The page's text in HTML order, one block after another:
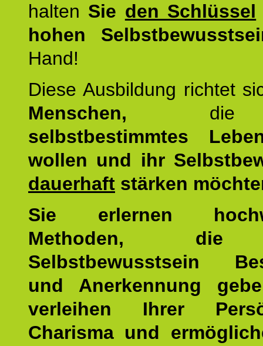
halten Sie den Schlüssel
hohen
Hand!
Diese Ausbildung richtet
Menschen,
selbstbestimmtes
wollen und ihr
dauerhaft stärken
Sie erlernen
Methoden, die
Selbstbewusstsein
und Anerkennung
verleihen Ihrer
Charisma und